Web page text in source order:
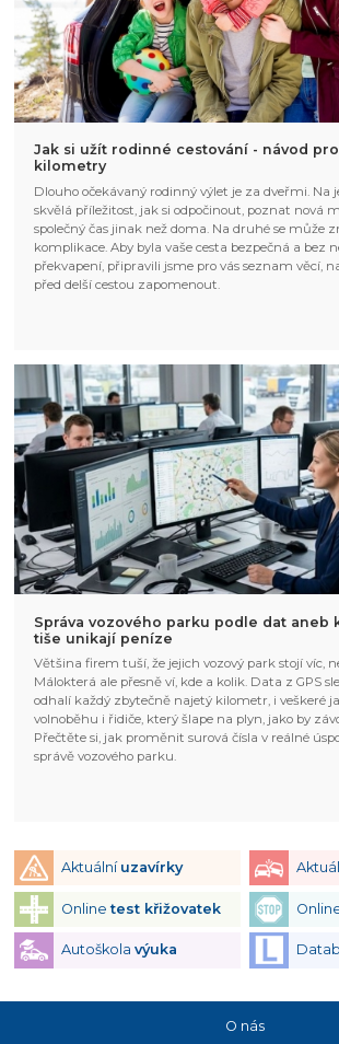
Jak si užít rodinné cestování - návod
kilometry
Dlouho očekávaný rodinný výlet je za dveřmi. Na
skvělá příležitost, jak si odpočinout, poznat nová
společný čas jinak než doma. Na druhé se může
komplikace. Aby byla vaše cesta bezpečná a bez
překvapení, připravili jsme pro vás seznam věcí,
před delší cestou zapomenout.
Správa vozového parku podle dat aneb
tiše unikají peníze
Většina firem tuší, že jejich vozový park stojí víc,
Málokterá ale přesně ví, kde a kolik. Data z GPS
odhalí každý zbytečně najetý kilometr, i veškeré
volnoběhu i řidiče, který šlape na plyn, jako by
Přečtěte si, jak proměnit surová čísla v reálné
správě vozového parku.
Aktuální uzavírky
Onlinetest křižovatek
Autoškola výuka
O nás